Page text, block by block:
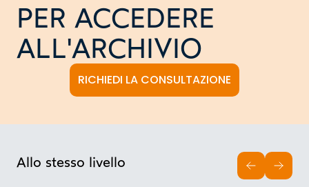
PER ACCEDERE
ALL'ARCHIVIO
RICHIEDI LA CONSULTAZIONE
Allo stesso livello
INDIETRO